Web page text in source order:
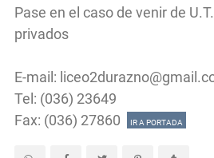
Pase en el caso de venir de
privados
E-mail:
Tel: (036) 23649
Fax: (036) 27860
IR A PORTADA